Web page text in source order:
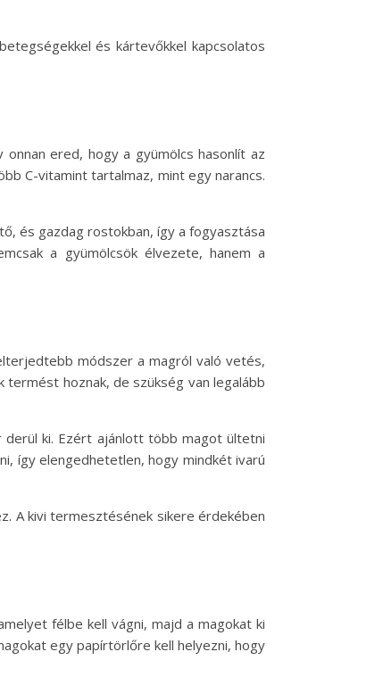
és kártevőkkel kapcsolatos
ered, hogy a gyümölcs hasonlít az
C-vitamint tartalmaz, mint egy narancs.
és gazdag rostokban, így a fogyasztása
a gyümölcsök élvezete, hanem a
módszer a magról való vetés,
termést hoznak, de szükség van legalább
derül ki. Ezért ajánlott több magot ültetni
így elengedhetetlen, hogy mindkét ivarú
A kivi termesztésének sikere érdekében
félbe kell vágni, majd a magokat ki
egy papírtörlőre kell helyezni, hogy